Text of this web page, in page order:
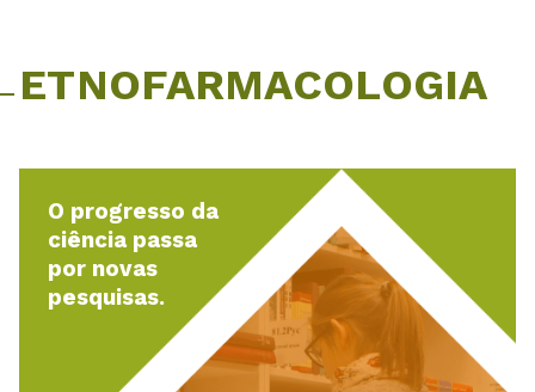
ETNOFARMACOLOGIA
O progresso da
ciência passa
por novas
pesquisas.